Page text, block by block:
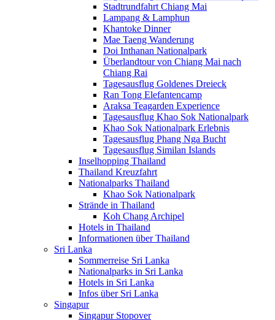
Stadtrundfahrt Chiang Mai
Lampang & Lamphun
Khantoke Dinner
Mae Taeng Wanderung
Doi Inthanan Nationalpark
Überlandtour von Chiang Mai nach
Chiang Rai
Tagesausflug Goldenes Dreieck
Ran Tong Elefantencamp
Araksa Teagarden Experience
Tagesausflug Khao Sok Nationalpark
Khao Sok Nationalpark Erlebnis
Tagesausflug Phang Nga Bucht
Tagesausflug Similan Islands
Inselhopping Thailand
Thailand Kreuzfahrt
Nationalparks Thailand
Khao Sok Nationalpark
Strände in Thailand
Koh Chang Archipel
Hotels in Thailand
Informationen über Thailand
Sri Lanka
Sommerreise Sri Lanka
Nationalparks in Sri Lanka
Hotels in Sri Lanka
Infos über Sri Lanka
Singapur
Singapur Stopover